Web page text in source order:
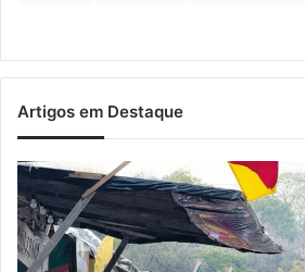
Artigos em Destaque
Lançamento
do
13º
Encontro
Farroupilha